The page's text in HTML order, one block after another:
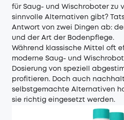
für Saug- und Wischroboter zu
sinnvolle Alternativen gibt?
Antwort von zwei Dingen ab:
und der Art der Bodenpflege.
Während klassische Mittel oft
moderne Saug- und
Dosierung von speziell
profitieren. Doch auch
selbstgemachte Alternativen
sie richtig eingesetzt werden.